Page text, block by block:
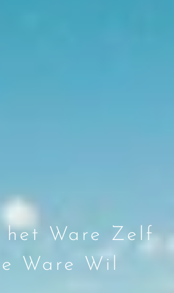
het Ware Zelf
Ware Wil